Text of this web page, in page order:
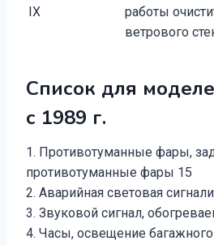
IX
работы
ветрового
Список для
с 1989 г.
1. Противотуманные фары,
противотуманные фары 15
2. Аварийная световая
3. Звуковой сигнал,
4. Часы, освещение багажного